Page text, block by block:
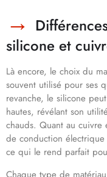
silicone et
Là encore, le choix du
souvent utilisé pour ses
revanche, le silicone
hautes, révélant son
chauds. Quant au
de conduction électrique
ce qui le rend parfait